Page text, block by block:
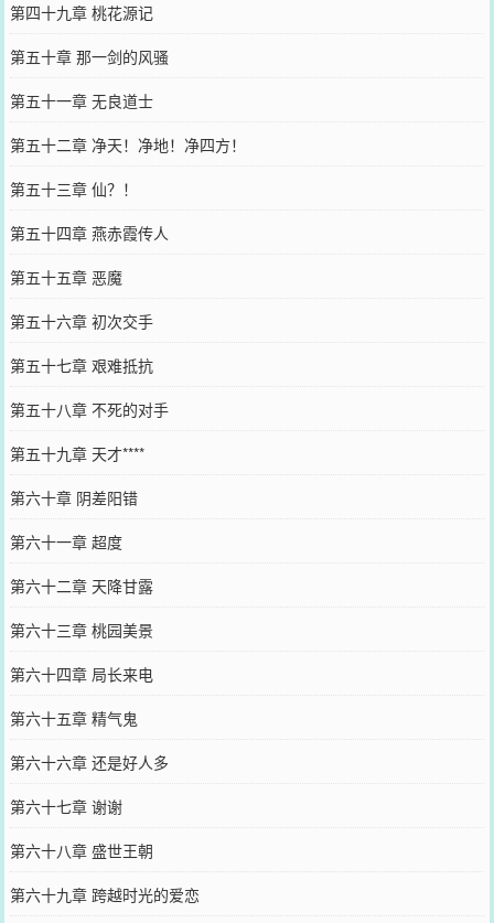
第四十九章 桃花源记
第五十章 那一剑的风骚
第五十一章 无良道士
第五十二章 净天！净地！净四方！
第五十三章 仙？！
第五十四章 燕赤霞传人
第五十五章 恶魔
第五十六章 初次交手
第五十七章 艰难抵抗
第五十八章 不死的对手
第五十九章 天才****
第六十章 阴差阳错
第六十一章 超度
第六十二章 天降甘露
第六十三章 桃园美景
第六十四章 局长来电
第六十五章 精气鬼
第六十六章 还是好人多
第六十七章 谢谢
第六十八章 盛世王朝
第六十九章 跨越时光的爱恋